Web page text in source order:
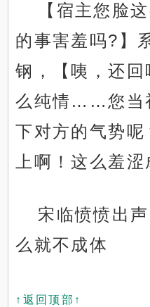
【宿主您脸
的事害羞吗?】
钢，【咦，还
么纯情……您当
下对方的气势
上啊！这么羞涩
宋临愤愤出
么就不成体
↑返回顶部↑